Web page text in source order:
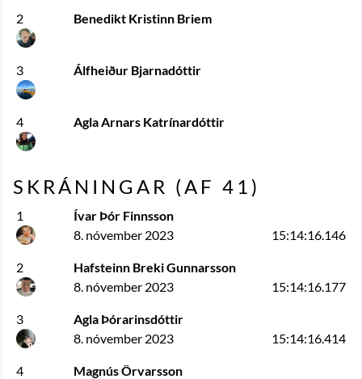
2 Benedikt Kristinn Briem
3 Álfheiður Bjarnadóttir
4 Agla Arnars Katrínardóttir
SKRÁNINGAR (AF 41 )
1
Ívar Þór Finnsson
8. nóvember 2023
15:14:16.146
2
Hafsteinn Breki Gunnarsson
8. nóvember 2023
15:14:16.177
3
Agla Þórarinsdóttir
8. nóvember 2023
15:14:16.414
4
Magnús Örvarsson